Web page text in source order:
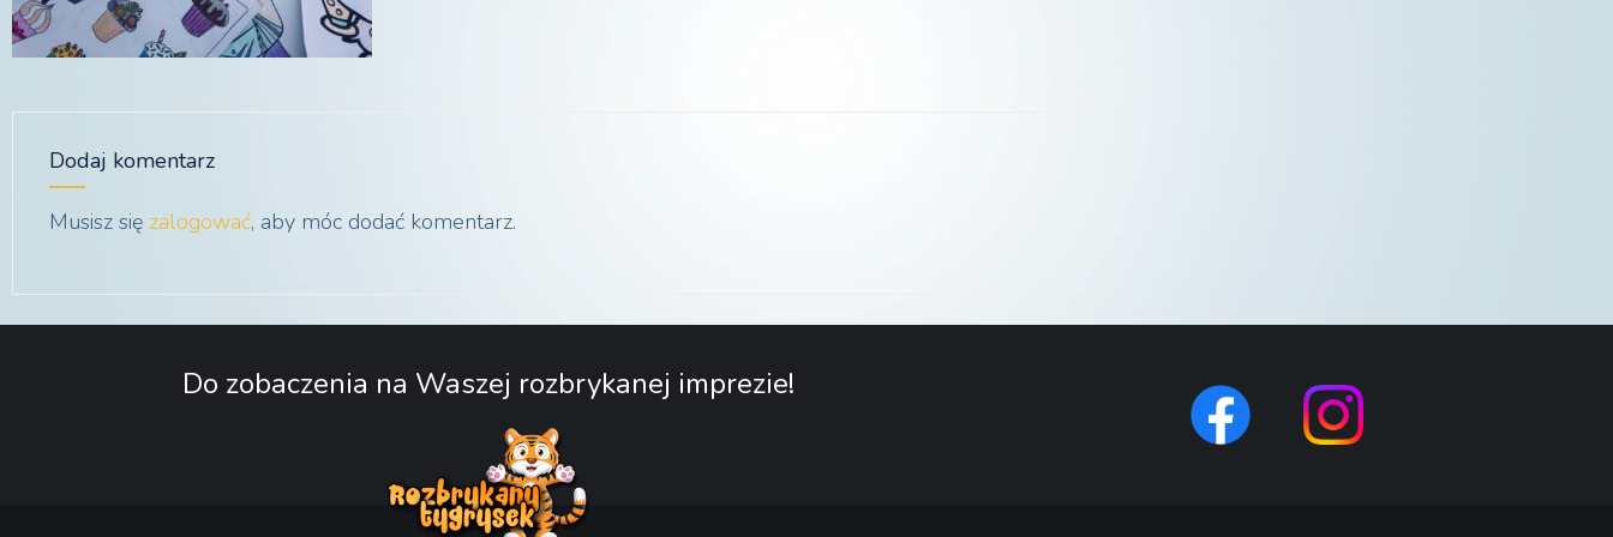
Dodaj komentarz
Musisz się zalogować, aby móc dodać komentarz.
Do zobaczenia na Waszej rozbrykanej imprezie!